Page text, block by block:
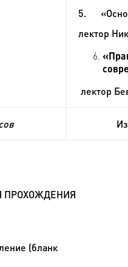
5.
лектор
лектор
ПРОХОЖДЕНИЯ
(бланк